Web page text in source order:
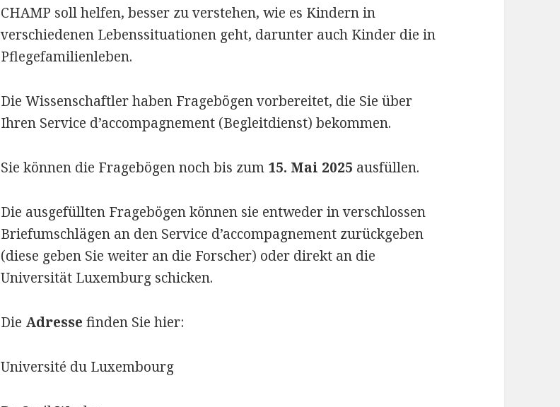
CHAMP soll helfen, besser zu verstehen, wie es Kindern in
verschiedenen Lebenssituationen geht, darunter auch Kinder die in
Pflegefamilienleben.
Die Wissenschaftler haben Fragebögen vorbereitet, die Sie über
Ihren Service d’accompagnement (Begleitdienst) bekommen.
Sie können die Fragebögen noch bis zum 15. Mai 2025 ausfüllen.
Die ausgefüllten Fragebögen können sie entweder in verschlossen
Briefumschlägen an den Service d’accompagnement zurückgeben
(diese geben Sie weiter an die Forscher) oder direkt an die
Universität Luxemburg schicken.
Die Adresse finden Sie hier:
Université du Luxembourg